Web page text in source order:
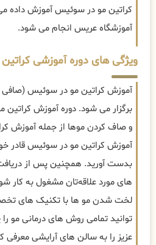
کراتین مو در سوئیس آموزش داده
آموزشگاه عریس انجام می شود.
ویژگی های دوره آموزشی
آموزش کراتین مو در سوئیس (صافی
برگزار می شود. دوره آموزش
و صاف کردن موها از جمله آموزش
آموزش کراتین مو در سوئیس قادر
بدست آورید. همچنین پس از
های مورد علاقه‌تان مشغول به کار
لخت شدن مو ها با تکنیک های
توانید تمامی روش های درمانی مو
عزیز را به سالن های آرایشی